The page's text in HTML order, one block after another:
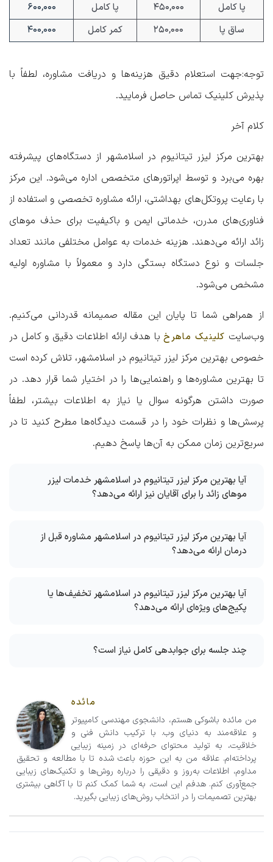
پا کامل ۴۵۰,۰۰۰ پا کامل
۶۰۰,۰۰۰
ساق پا
۲۵۰,۰۰۰ کمر کامل ۴۰۰,۰۰۰
توجه:جهت استعلام دقیق هزینه‌ها و دریافت مشاوره، لطفاً با
پذیرش کلینیک تماس حاصل فرمایید.
کلام آخر
بهترین مرکز لیزر تیتانیوم در اسلامشهر از دستگاه‌های پیشرفته
بهره می‌برد و توسط اپراتورهای متخصص اداره می‌شود. این مرکز
با رعایت پروتکل‌های بهداشتی، ارائه مشاوره تخصصی و استفاده از
فناوری‌های مدرن، خدماتی ایمن و باکیفیت برای حذف موهای
زائد ارائه می‌دهند. هزینه خدمات به عوامل مختلفی مانند تعداد
جلسات و نوع دستگاه بستگی دارد و معمولاً با مشاوره اولیه
مشخص می‌شود.
از همراهی شما تا پایان این مقاله صمیمانه قدردانی می‌کنیم.
وب‌سایت کلینیک ماهرخبا هدف ارائه اطلاعات دقیق و کامل در
خصوص بهترین مرکز لیزر تیتانیوم در اسلامشهر، تلاش کرده است
تا بهترین مشاوره‌ها و راهنمایی‌ها را در اختیار شما قرار دهد. در
صورت داشتن هرگونه سوال یا نیاز به اطلاعات بیشتر، لطفاً
پرسش‌ها و نظرات خود را در قسمت دیدگاه‌ها مطرح کنید تا در
سریع‌ترین زمان ممکن به آن‌ها پاسخ دهیم.
آیا بهترین مرکز لیزر تیتانیوم در اسلامشهر خدمات لیزر
موهای زائد را برای آقایان نیز ارائه می‌دهد؟
آیا بهترین مرکز لیزر تیتانیوم در اسلامشهر مشاوره قبل از
درمان ارائه می‌دهد؟
آیا بهترین مرکز لیزر تیتانیوم در اسلامشهر تخفیف‌ها یا
پکیج‌های ویژه‌ای ارائه می‌دهد؟
چند جلسه برای جوابدهی کامل نیاز است؟
مائده
من مائده باشوکی هستم، دانشجوی مهندسی کامپیوتر
و علاقه‌مند به دنیای وب. با ترکیب دانش فنی و
خلاقیت، به تولید محتوای حرفه‌ای در زمینه زیبایی
پرداخته‌ام. علاقه من به این حوزه باعث شده تا با مطالعه و تحقیق
مداوم، اطلاعات به‌روز و دقیقی را درباره روش‌ها و تکنیک‌های زیبایی
جمع‌آوری کنم. هدفم این است، به شما کمک کنم تا با آگاهی بیشتری
بهترین تصمیمات را در انتخاب روش‌های زیبایی بگیرید.